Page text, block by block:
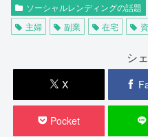
ソーシャルレンディングの話題
主婦
副業 在宅
シ
X
Pocket